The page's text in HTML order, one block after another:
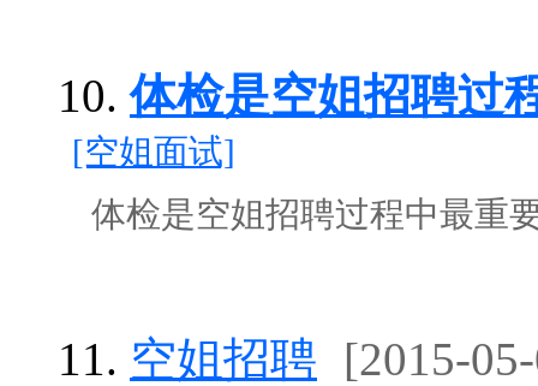
10. 体检是空姐招聘过
[空姐面试]
体检是空姐招聘过程中最重
11. 空姐招聘 [2015-